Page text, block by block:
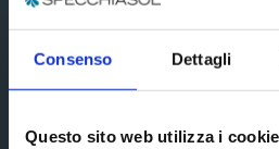
Consenso Dettagli
Questo sito web utilizza i cookie
Social media